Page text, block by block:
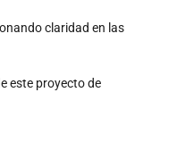
claridad en las
este proyecto de